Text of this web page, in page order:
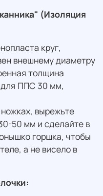
(Изоляция
круг,
внешнему диаметру
толщина
ППС 30 мм,
вырежьте
50 мм и сделайте в
горшка, чтобы
а не висело в